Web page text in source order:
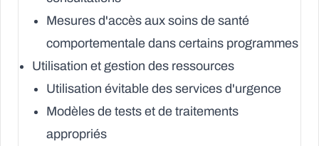
Mesures d'accès aux soins de santé
comportementale dans certains programmes
Utilisation et gestion des ressources
Utilisation évitable des services d'urgence
Modèles de tests et de traitements
appropriés